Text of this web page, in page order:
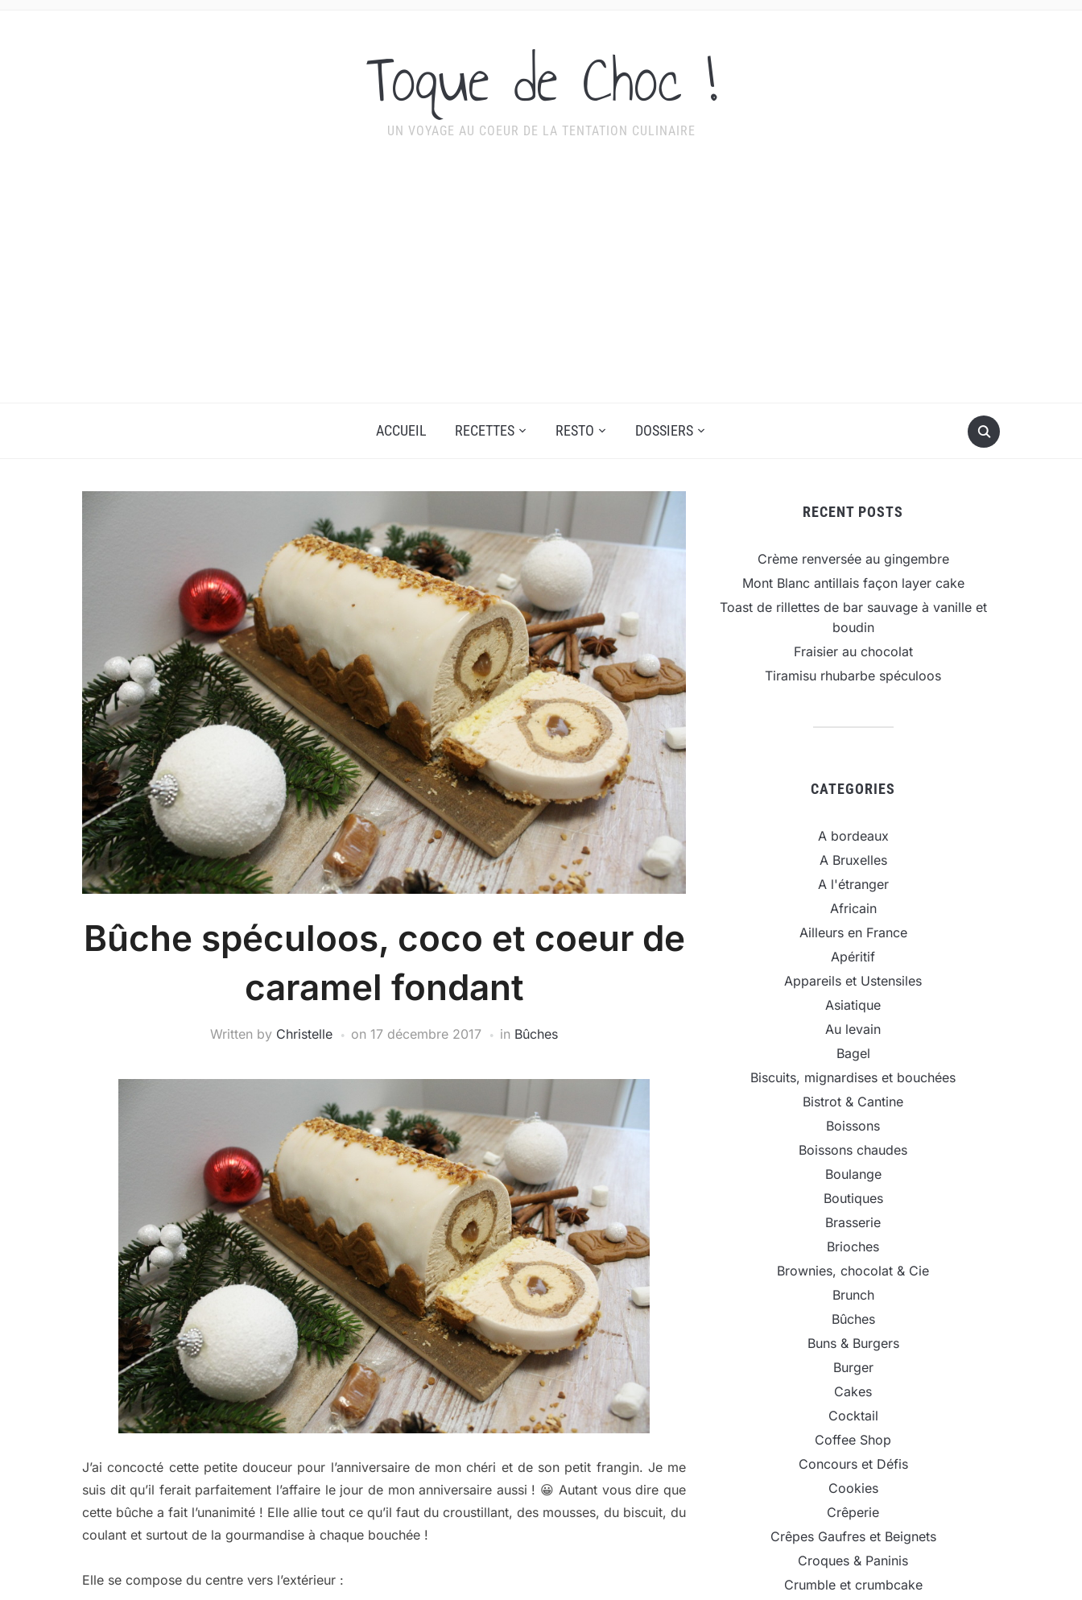
Toque de Choc !
UN VOYAGE AU COEUR DE LA TENTATION CULINAIRE
ACCUEIL RECETTES RESTO DOSSIERS
Bûche spéculoos, coco et coeur de
caramel fondant
Written by Christelle on 17 décembre 2017 in Bûches
J’ai concocté cette petite douceur pour l’anniversaire de mon chéri et de son petit frangin. Je me
suis dit qu’il ferait parfaitement l’affaire le jour de mon anniversaire aussi ! 😀 Autant vous dire que
cette bûche a fait l’unanimité ! Elle allie tout ce qu’il faut du croustillant, des mousses, du biscuit, du
coulant et surtout de la gourmandise à chaque bouchée !
Elle se compose du centre vers l’extérieur :
RECENT POSTS
Crème renversée au gingembre
Mont Blanc antillais façon layer cake
Toast de rillettes de bar sauvage à vanille et
boudin
Fraisier au chocolat
Tiramisu rhubarbe spéculoos
CATEGORIES
A bordeaux
A Bruxelles
A l'étranger
Africain
Ailleurs en France
Apéritif
Appareils et Ustensiles
Asiatique
Au levain
Bagel
Biscuits, mignardises et bouchées
Bistrot & Cantine
Boissons
Boissons chaudes
Boulange
Boutiques
Brasserie
Brioches
Brownies, chocolat & Cie
Brunch
Bûches
Buns & Burgers
Burger
Cakes
Cocktail
Coffee Shop
Concours et Défis
Cookies
Crêperie
Crêpes Gaufres et Beignets
Croques & Paninis
Crumble et crumbcake